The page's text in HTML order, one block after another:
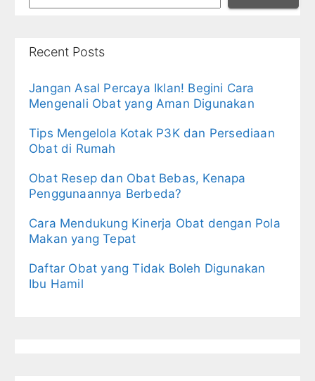
Recent Posts
Jangan Asal Percaya Iklan! Begini Cara
Mengenali Obat yang Aman Digunakan
Tips Mengelola Kotak P3K dan Persediaan
Obat di Rumah
Obat Resep dan Obat Bebas, Kenapa
Penggunaannya Berbeda?
Cara Mendukung Kinerja Obat dengan Pola
Makan yang Tepat
Daftar Obat yang Tidak Boleh Digunakan
Ibu Hamil